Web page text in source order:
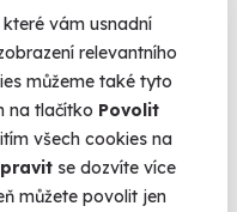
vám usnadní
relevantního
můžeme také tyto
na tlačítko Povolit
všech cookies na
se dozvíte více
můžete povolit jen